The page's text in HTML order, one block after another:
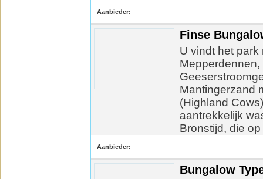
Aanbieder:
Finse
U vindt het
Mantingerzand
(Highland
aantrekkelijk
Bronstijd, die
Aanbieder:
Bungalow